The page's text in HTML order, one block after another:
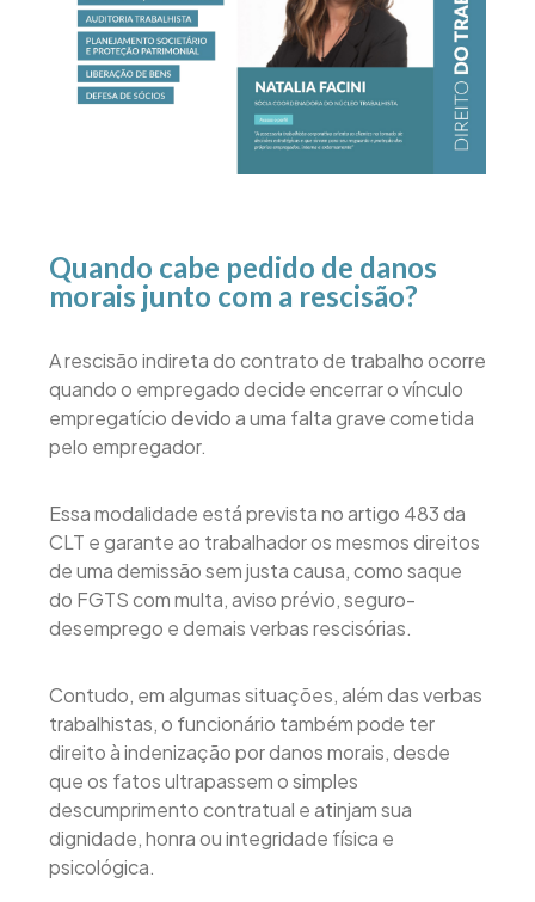
Quando cabe pedido de danos
morais junto com a rescisão?
A rescisão indireta do contrato de trabalho ocorre
quando o empregado decide encerrar o vínculo
empregatício devido a uma falta grave cometida
pelo empregador.
Essa modalidade está prevista no artigo 483 da
CLT e garante ao trabalhador os mesmos direitos
de uma demissão sem justa causa, como saque
do FGTS com multa, aviso prévio, seguro-
desemprego e demais verbas rescisórias.
Contudo, em algumas situações, além das verbas
trabalhistas, o funcionário também pode ter
direito à indenização por danos morais, desde
que os fatos ultrapassem o simples
descumprimento contratual e atinjam sua
dignidade, honra ou integridade física e
psicológica.